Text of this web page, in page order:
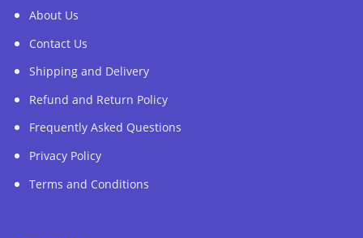
About Us
Contact Us
Shipping and Delivery
Refund and Return Policy
Frequently Asked Questions
Privacy Policy
Terms and Conditions